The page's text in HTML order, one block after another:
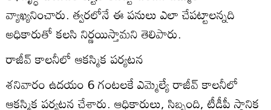
వ్యాఖ్యనించారు. త్వరలోనే ఈ పనులు ఎలా చేపట్టాలన్నది
అధికారుతో కలసి నిర్ణయిస్తామని తెలిపారు.
రాజీవ్‌ కాలనీలో ఆకస్మిక పర్యటన
శనివారం ఉదయం 6 గంటలకే ఎమ్మెల్యే రాజీవ్‌ కాలనీలో
ఆకస్మిక పర్యటన చేశారు. ఆధికారులు, సిబ్బంది, టీడీపీ స్థానిక